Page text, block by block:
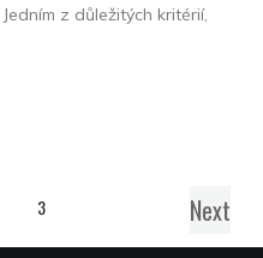
z důležitých kritérií,
3 Next